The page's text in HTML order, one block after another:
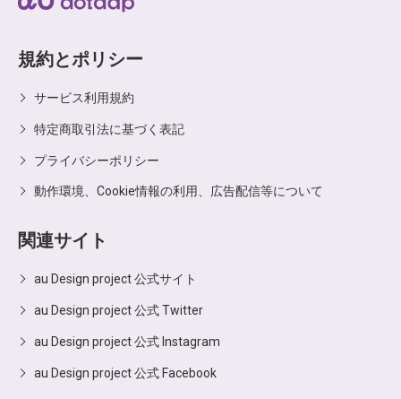
規約とポリシー
サービス利用規約
特定商取引法に基づく表記
プライバシーポリシー
動作環境、Cookie情報の利用、広告配信等について
関連サイト
au Design project 公式サイト
au Design project 公式 Twitter
au Design project 公式 Instagram
au Design project 公式 Facebook